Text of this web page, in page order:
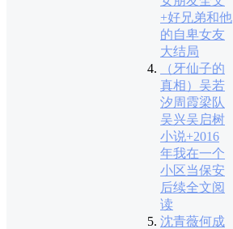
+好兄弟和他
的自卑女友
大结局
（牙仙子的
真相）吴若
汐周霞梁队
吴兴吴启树
小说+2016
年我在一个
小区当保安
后续全文阅
读
沈青薇何成